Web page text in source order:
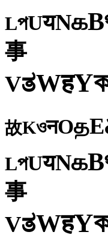
LপUयNகB
事
VತWहY
故KওनOதE
LপUयNகB
事
VತWहY